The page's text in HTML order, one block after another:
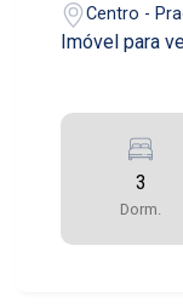
Centro -
Imóvel para
3
Dorm.